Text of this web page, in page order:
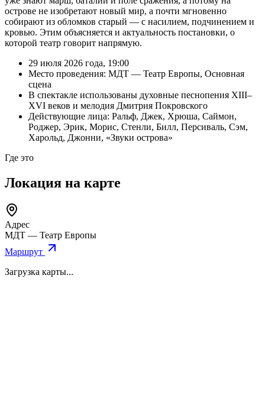
острове не изобретают новый мир, а почти мгновенно
собирают из обломков старый — с насилием, подчинением и
кровью. Этим объясняется и актуальность постановки, о
которой театр говорит напрямую.
29 июля 2026 года, 19:00
Место проведения: МДТ — Театр Европы, Основная
сцена
В спектакле использованы духовные песнопения XIII–
XVI веков и мелодия Дмитрия Покровского
Действующие лица: Ральф, Джек, Хрюша, Саймон,
Роджер, Эрик, Морис, Стенли, Билл, Персиваль, Сэм,
Харольд, Джонни, «Звуки острова»
Где это
Локация на карте
Адрес
МДТ — Театр Европы
Маршрут
Загрузка карты...